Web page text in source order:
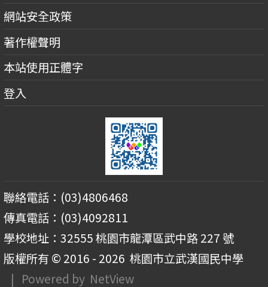
網站安全政策
著作權聲明
本站使用正體字
登入
聯絡電話：(03)4806468
傳真電話：(03)4092811
學校地址：32555 桃園市龍潭區武中路 227 號
版權所有 © 2016 - 2026 桃園市立武漢國民中學
| Powered by NetView